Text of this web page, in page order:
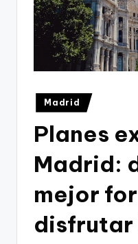
Publicado
en
Madrid
Planes
Madrid:
mejor
disfrutar